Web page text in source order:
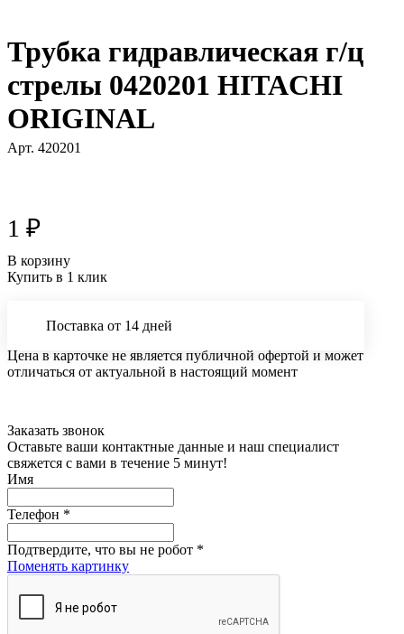
Трубка гидравлическая г/ц
стрелы 0420201 HITACHI
ORIGINAL
Арт. 420201
1 ₽
В корзину
Купить в 1 клик
Поставка от 14 дней
Цена в карточке не является публичной офертой и может
отличаться от актуальной в настоящий момент
Заказать звонок
Оставьте ваши контактные данные и наш специалист
свяжется с вами в течение 5 минут!
Имя
Телефон *
Подтвердите, что вы не робот *
Поменять картинку